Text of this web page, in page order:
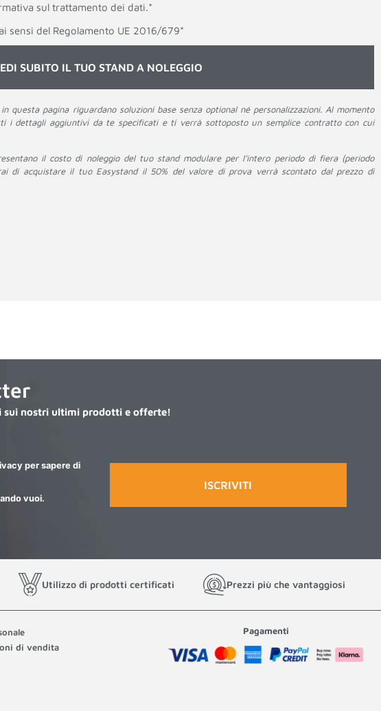
sul trattamento dei dati.*
sensi del Regolamento UE 2016/679*
SUBITO IL TUO STAND A NOLEGGIO
questa pagina riguardano soluzioni base senza optional né personalizzazioni. Al momento
i dettagli aggiuntivi da te specificati e ti verrà sottoposto un semplice contratto con cui
il costo di noleggio del tuo stand modulare per l’intero periodo di fiera (periodo
di acquistare il tuo Easystand il 50% del valore di prova verrà scontato dal prezzo di
sui nostri ultimi prodotti e offerte!
per sapere di
vuoi.
Utilizzo di prodotti certificati Prezzi più che vantaggiosi
di vendita
Pagamenti